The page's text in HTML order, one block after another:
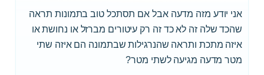
אני יודע מזה מדעה אבל אם תסתכל טוב בתמונות תראה
שהכד שלה זה לא כד זה רק עיטורים מברזל או נחושת או
איזה מתכת ותראה שהנרגילות שבתמונה הם איזה שתי
מטר מדעה מגיעה לשתי מטר?